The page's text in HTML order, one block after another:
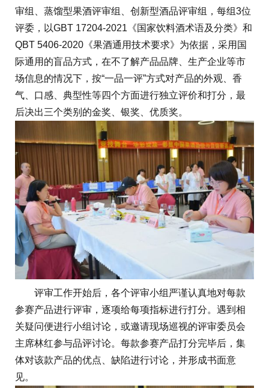
审组、蒸馏型果酒评审组、创新型酒品评审组，每组3位
评委，以GBT 17204-2021《国家饮料酒术语及分类》和
QBT 5406-2020《果酒通用技术要求》为依据，采用国
际通用的盲品方式，在不了解产品品牌、生产企业等市
场信息的情况下，按“一品一评”方式对产品的外观、香
气、口感、典型性等四个方面进行独立评价和打分，最
后决出三个类别的金奖、银奖、优质奖。
评审工作开始后，各个评审小组严谨认真地对每款
参赛产品进行评审，逐项给每项指标进行打分。遇到相
关疑问便进行小组讨论，或邀请现场巡视的评审委员会
主席林红参与品评讨论。每款参赛产品打分完毕后，集
体对该款产品的优点、缺陷进行讨论，并形成书面意
见。